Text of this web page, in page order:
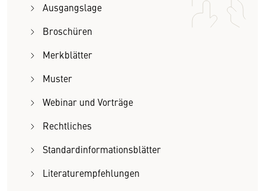
Ausgangslage
Broschüren
Merkblätter
Muster
Webinar und Vorträge
Rechtliches
Standardinformationsblätter
Literaturempfehlungen